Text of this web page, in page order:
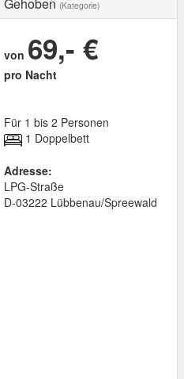
Gehoben (Kategorie)
von 69,- €
pro Nacht
Für 1 bis 2 Personen
1 Doppelbett
Adresse:
LPG-Straße
D-03222 Lübbenau/Spreewald